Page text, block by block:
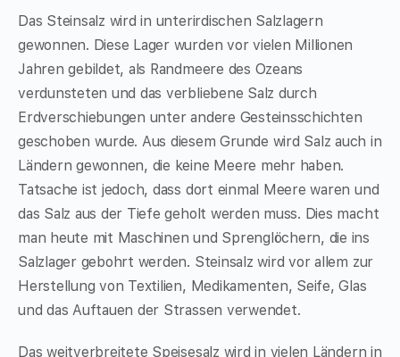
Das Steinsalz wird in unterirdischen Salzlagern
gewonnen. Diese Lager wurden vor vielen Millionen
Jahren gebildet, als Randmeere des Ozeans
verdunsteten und das verbliebene Salz durch
Erdverschiebungen unter andere Gesteinsschichten
geschoben wurde. Aus diesem Grunde wird Salz auch in
Ländern gewonnen, die keine Meere mehr haben.
Tatsache ist jedoch, dass dort einmal Meere waren und
das Salz aus der Tiefe geholt werden muss. Dies macht
man heute mit Maschinen und Sprenglöchern, die ins
Salzlager gebohrt werden. Steinsalz wird vor allem zur
Herstellung von Textilien, Medikamenten, Seife, Glas
und das Auftauen der Strassen verwendet.
Das weitverbreitete Speisesalz wird in vielen Ländern in